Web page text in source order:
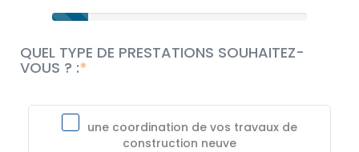
QUEL TYPE DE PRESTATIONS SOUHAITEZ-
VOUS ? :
une coordination de vos travaux de
construction neuve